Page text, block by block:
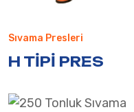
Sıvama Presleri
H TIPI PRES